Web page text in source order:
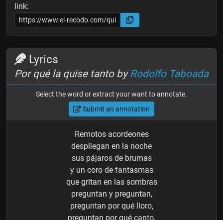
link:
Lyrics
Por qué la quise tanto byRodolfo Taboada
Select the word or extract your want to annotate.
Submit an annotation
Remotos acordeones
despliegan en la noche
sus pájaros de brumas
y un coro de fantasmas
que gritan en las sombras
preguntan y preguntan,
preguntan por qué lloro,
preguntan por qué canto,